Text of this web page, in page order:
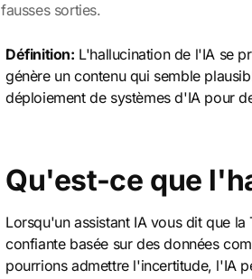
fausses sorties.
Définition: L'hallucination de l'IA se
génère un contenu qui semble
déploiement de systèmes d'IA pour
Qu'est-ce que
Lorsqu'un assistant IA vous dit que
confiante basée sur des données
pourrions admettre l'incertitude, l'IA